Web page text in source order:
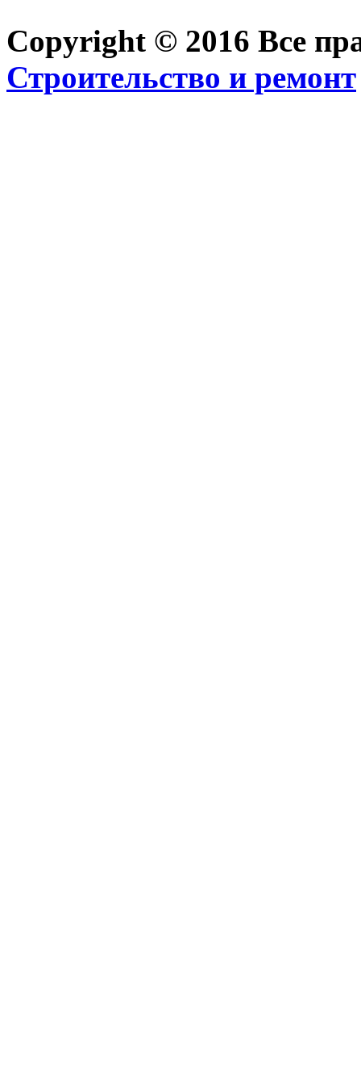
Copyright © 2016 Все
Строительство и ремонт